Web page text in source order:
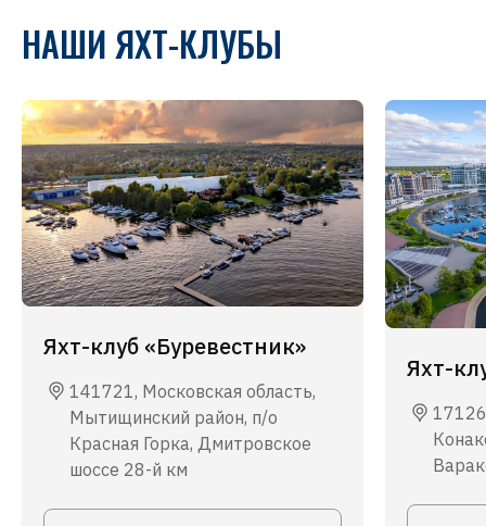
НАШИ ЯХТ-КЛУБЫ
Яхт-клуб «Буревестник»
141721, Московская область,
Мытищинский район, п/о
Красная Горка, Дмитровское
шоссе 28-й км
Яхт-